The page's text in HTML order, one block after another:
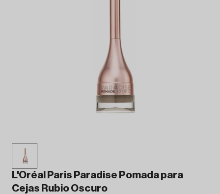
L'Oréal Paris Paradise Pomada para
Cejas Rubio Oscuro